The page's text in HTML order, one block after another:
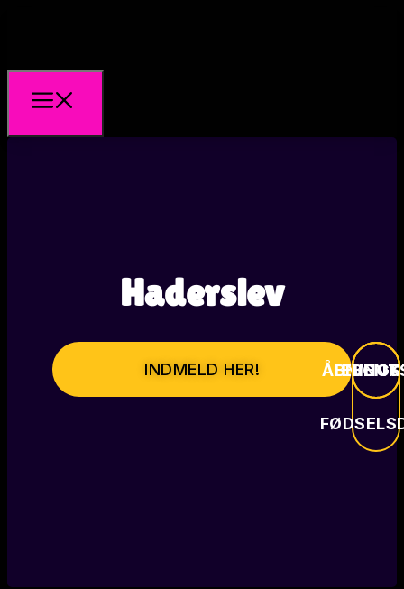
Haderslev
INDMELD HER! BOOK